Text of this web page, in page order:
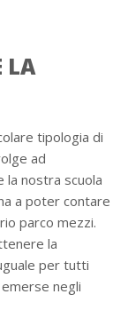
LA
tipologia di
ad
la nostra scuola
a poter contare
parco mezzi.
la
per tutti
negli